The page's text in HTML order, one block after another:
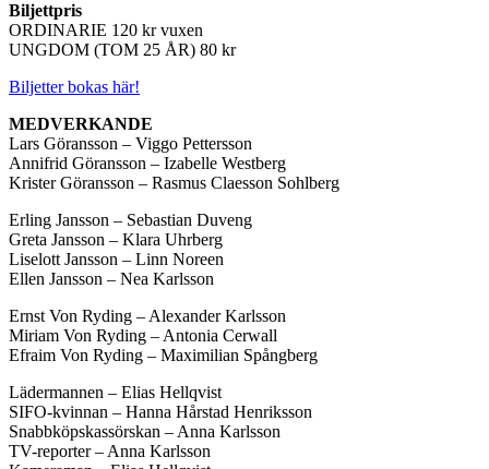
Biljettpris
ORDINARIE 120 kr vuxen
UNGDOM (TOM 25 ÅR) 80 kr
Biljetter bokas här!
MEDVERKANDE
Lars Göransson – Viggo Pettersson
Annifrid Göransson – Izabelle Westberg
Krister Göransson – Rasmus Claesson Sohlberg
Erling Jansson – Sebastian Duveng
Greta Jansson – Klara Uhrberg
Liselott Jansson – Linn Noreen
Ellen Jansson – Nea Karlsson
Ernst Von Ryding – Alexander Karlsson
Miriam Von Ryding – Antonia Cerwall
Efraim Von Ryding – Maximilian Spångberg
Lädermannen – Elias Hellqvist
SIFO-kvinnan – Hanna Hårstad Henriksson
Snabbköpskassörskan – Anna Karlsson
TV-reporter – Anna Karlsson